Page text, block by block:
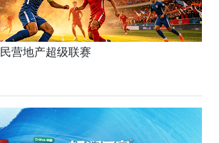
营地产超级联赛